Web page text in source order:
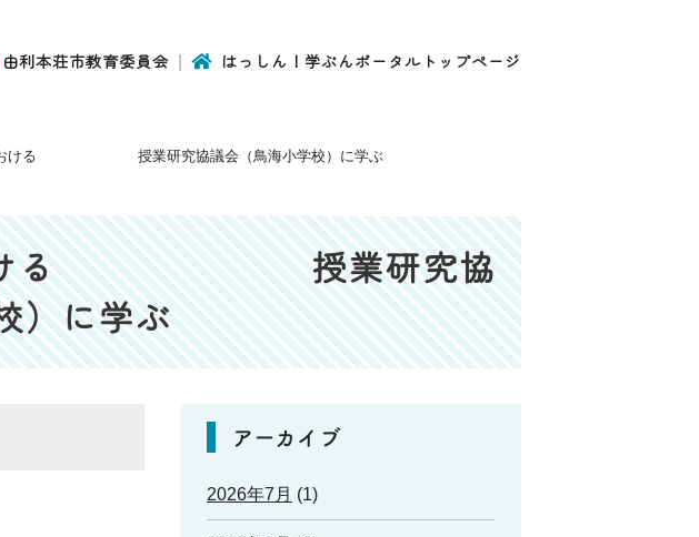
由利本荘市教育委員会 はっしん！学ぶんポータルトップページ
における 授業研究協議会（鳥海小学校）に学ぶ
における 授業研究協
）に学ぶ
アーカイブ
2026年7月 (1)